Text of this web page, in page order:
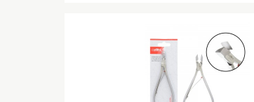
поверхностей. Особая ковка и закалка
обеспечивают длительный срок
использования инструмента. Меры
предосторожности: Хранить в недоступном
для детей месте. При дезинфекции
инструмента рекомендуется использовать